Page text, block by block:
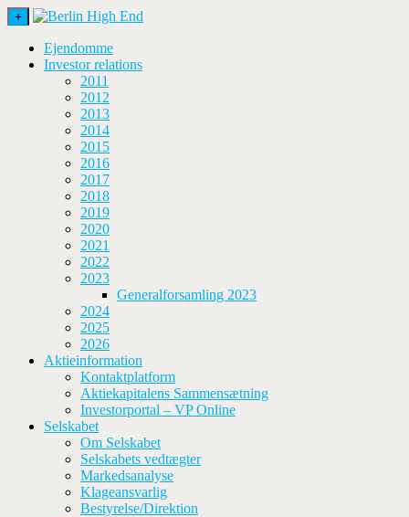
+
Ejendomme
Investor relations
2011
2012
2013
2014
2015
2016
2017
2018
2019
2020
2021
2022
2023
Generalforsamling 2023
2024
2025
2026
Aktieinformation
Kontaktplatform
Aktiekapitalens Sammensætning
Investorportal – VP Online
Selskabet
Om Selskabet
Selskabets vedtægter
Markedsanalyse
Klageansvarlig
Bestyrelse/Direktion